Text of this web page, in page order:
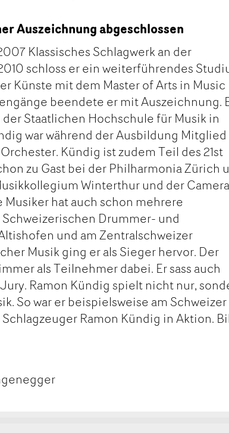
Auszeichnung abgeschlossen
Klassisches Schlagwerk an der
schloss er ein weiterführendes
Künste mit dem Master of Arts in Music
beendete er mit Auszeichnung.
Staatlichen Hochschule für Musik in
war während der Ausbildung
Kündig ist zudem Teil des 21st
zu Gast bei der Philharmonia Zürich
Winterthur und der
hat auch schon mehrere
Drummer- und
und am Zentralschweizer
Musik ging er als Sieger hervor. Der
als Teilnehmer dabei. Er sass auch
Ramon Kündig spielt nicht nur,
So war er beispielsweise am Schweizer
Ramon Kündig in Aktion.